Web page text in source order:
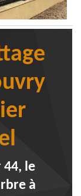
44, le
à